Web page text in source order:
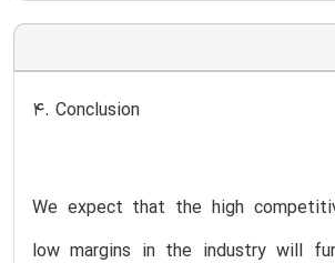
4. Conclusion
We expect that the high
low margins in the industry will